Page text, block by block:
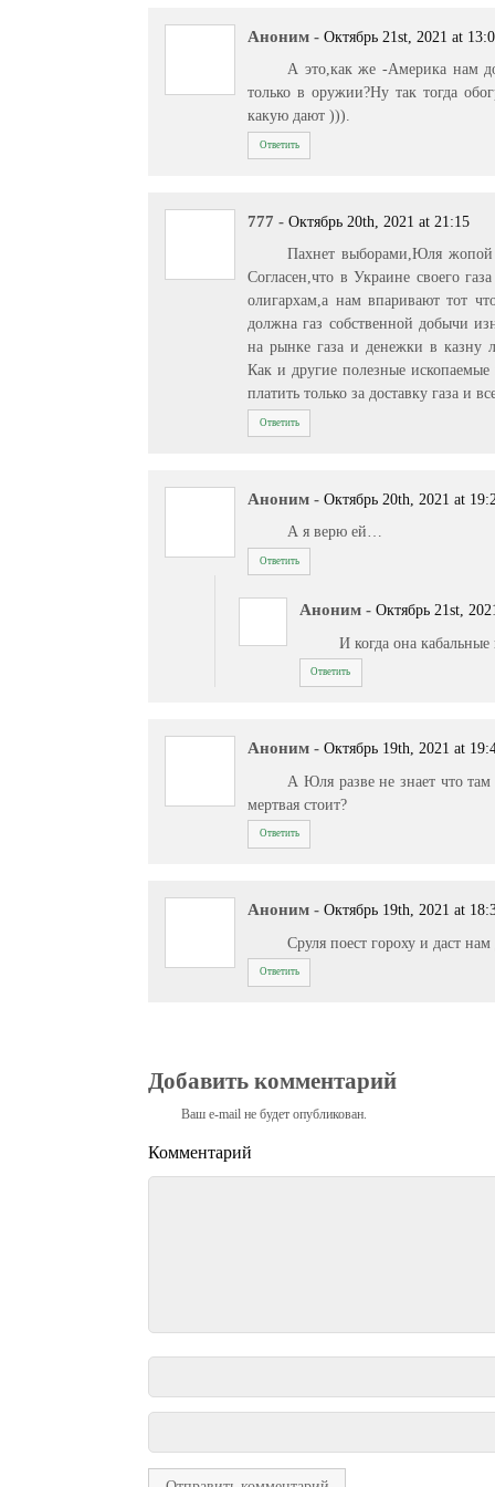
Аноним - Октябрь 21st, 2021 at
А это,как же -Америка нам
только в оружии?Ну так тогда
какую дают ))).
Ответить
777 - Октябрь 20th, 2021 at 21:15
Пахнет выборами,Юля жопой
Согласен,что в Украине своего
олигархам,а нам впаривают тот
должна газ собственной добычи
на рынке газа и денежки в казну
Как и другие полезные
платить только за доставку газа и
Ответить
Аноним - Октябрь 20th, 2021 at
А я верю ей…
Ответить
Аноним - Октябрь 21st,
И когда она
Ответить
Аноним - Октябрь 19th, 2021 at
А Юля разве не знает что
мертвая стоит?
Ответить
Аноним - Октябрь 19th, 2021 at
Сруля поест гороху и даст нам
Ответить
Добавить комментарий
Ваш e-mail не будет опубликован.
Комментарий